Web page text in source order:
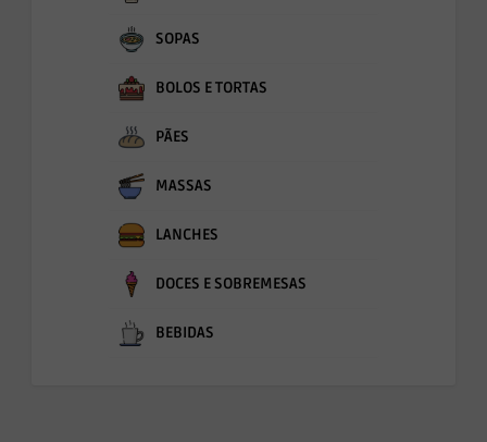
SOPAS
BOLOS E TORTAS
PÃES
MASSAS
LANCHES
DOCES E SOBREMESAS
BEBIDAS